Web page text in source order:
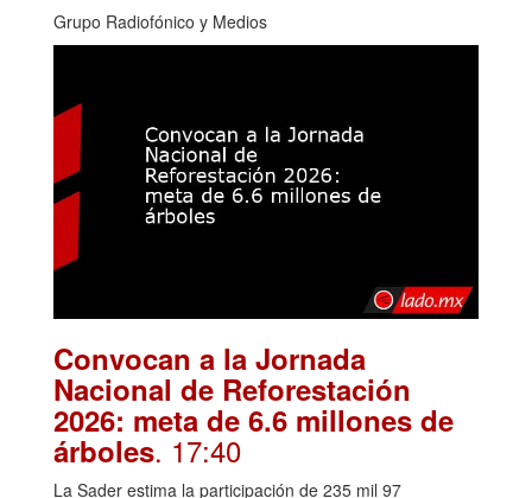
Grupo Radiofónico y Medios
Convocan a la Jornada
Nacional de Reforestación
2026: meta de 6.6 millones de
árboles. 17:40
La Sader estima la participación de 235 mil 97